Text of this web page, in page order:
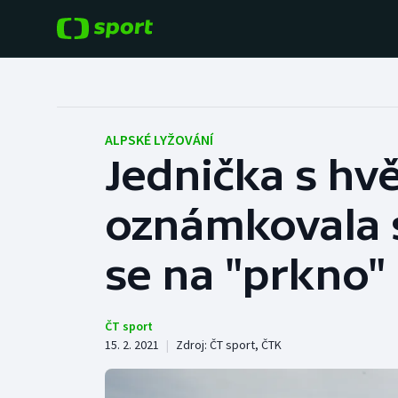
Hokej
Tenis
Baseball a softbal
Basketbal
Biatlon
ALPSKÉ LYŽOVÁNÍ
Jednička s
oznámkovala
se na "prkno"
ČT sport
15. 2. 2021 | Zdroj: ČT sport, ČTK